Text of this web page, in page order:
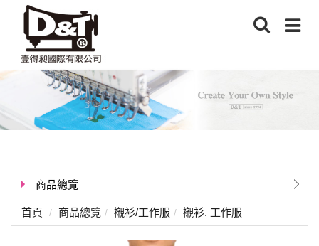
商品總覽
首頁 商品總覽 襯衫/工作服 襯衫. 工作服